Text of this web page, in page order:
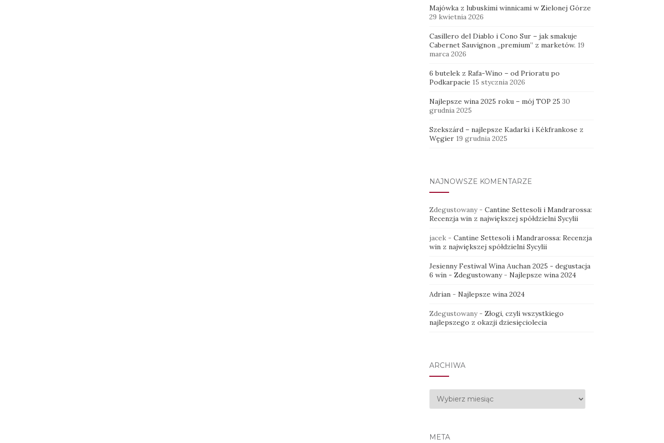
Majówka z lubuskimi winnicami w Zielonej Górze
29 kwietnia 2026
Casillero del Diablo i Cono Sur – jak smakuje
Cabernet Sauvignon „premium” z marketów. 19
marca 2026
6 butelek z Rafa-Wino – od Prioratu po
Podkarpacie 15 stycznia 2026
Najlepsze wina 2025 roku – mój TOP 25 30
grudnia 2025
Szekszárd – najlepsze Kadarki i Kékfrankose z
Węgier 19 grudnia 2025
NAJNOWSZE KOMENTARZE
Zdegustowany- Cantine Settesoli i Mandrarossa:
Recenzja win z największej spółdzielni Sycylii
jacek- Cantine Settesoli i Mandrarossa: Recenzja
win z największej spółdzielni Sycylii
Jesienny Festiwal Wina Auchan 2025 - degustacja
6 win - Zdegustowany- Najlepsze wina 2024
Adrian- Najlepsze wina 2024
Zdegustowany- Złogi, czyli wszystkiego
najlepszego z okazji dziesięciolecia
ARCHIWA
Archiwa
META